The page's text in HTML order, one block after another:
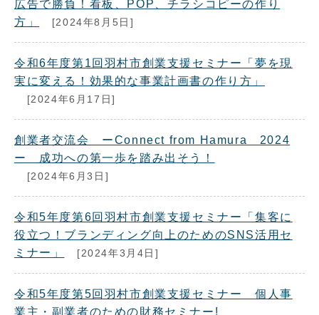
広告で勝負！看板、POP、チラシコピーの作り
方」
[2024年8月5日]
令和6年度第1回羽村市創業支援セミナー「夢を現
実に変える！効果的な事業計画書の作り方」
[2024年6月17日]
創業者交流会 ーConnect from Hamura 2024
ー 成功への第一歩を踏み出そう！
[2024年6月3日]
令和5年度第6回羽村市創業支援セミナー「集客に
役立つ！ブランディング向上のためのSNS活用セ
ミナー」
[2024年3月4日]
令和5年度第5回羽村市創業支援セミナー 個人事
業主・副業者のための財務セミナー!